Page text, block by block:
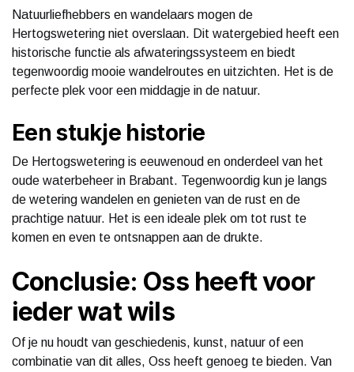
Natuurliefhebbers en wandelaars mogen de
Hertogswetering niet overslaan. Dit watergebied heeft een
historische functie als afwateringssysteem en biedt
tegenwoordig mooie wandelroutes en uitzichten. Het is de
perfecte plek voor een middagje in de natuur.
Een stukje historie
De Hertogswetering is eeuwenoud en onderdeel van het
oude waterbeheer in Brabant. Tegenwoordig kun je langs
de wetering wandelen en genieten van de rust en de
prachtige natuur. Het is een ideale plek om tot rust te
komen en even te ontsnappen aan de drukte.
Conclusie: Oss heeft voor
ieder wat wils
Of je nu houdt van geschiedenis, kunst, natuur of een
combinatie van dit alles, Oss heeft genoeg te bieden. Van